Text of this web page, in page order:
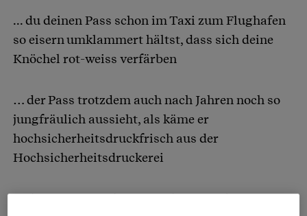
... du deinen Pass schon im Taxi zum Flughafen
so eisern umklammert hältst, dass sich deine
Knöchel rot-weiss verfärben
… der Pass trotzdem auch nach Jahren noch so
jungfräulich aussieht, als käme er
hochsicherheitsdruckfrisch aus der
Hochsicherheitsdruckerei
… du Leute in anderen Ländern so schampar